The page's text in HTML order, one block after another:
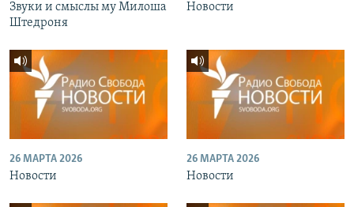
Звуки и смыслы му Милоша
Штедроня
Новости
26 МАРТА 2026
Новости
26 МАРТА 2026
Новости